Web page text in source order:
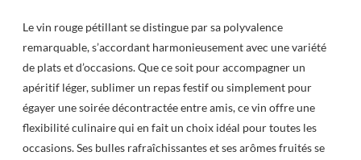
Le vin rouge pétillant se distingue par sa polyvalence
remarquable, s’accordant harmonieusement avec une variété
de plats et d’occasions. Que ce soit pour accompagner un
apéritif léger, sublimer un repas festif ou simplement pour
égayer une soirée décontractée entre amis, ce vin offre une
flexibilité culinaire qui en fait un choix idéal pour toutes les
occasions. Ses bulles rafraîchissantes et ses arômes fruités se